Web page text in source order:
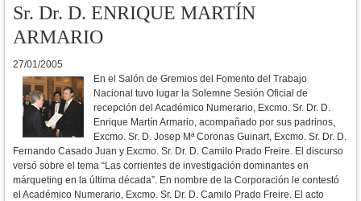
Sr. Dr. D. ENRIQUE MARTÍN
ARMARIO
27/01/2005
En el Salón de Gremios del Fomento del Trabajo
Nacional tuvo lugar la Solemne Sesión Oficial de
recepción del Académico Numerario, Excmo. Sr. Dr. D.
Enrique Martín Armario, acompañado por sus padrinos,
Excmo. Sr. D. Josep Mª Coronas Guinart, Excmo. Sr. Dr. D.
Fernando Casado Juan y Excmo. Sr. Dr. D. Camilo Prado Freire. El discurso
versó sobre el tema “Las corrientes de investigación dominantes en
márqueting en la última década”. En nombre de la Corporación le contestó
el Académico Numerario, Excmo. Sr. Dr. D. Camilo Prado Freire. El acto